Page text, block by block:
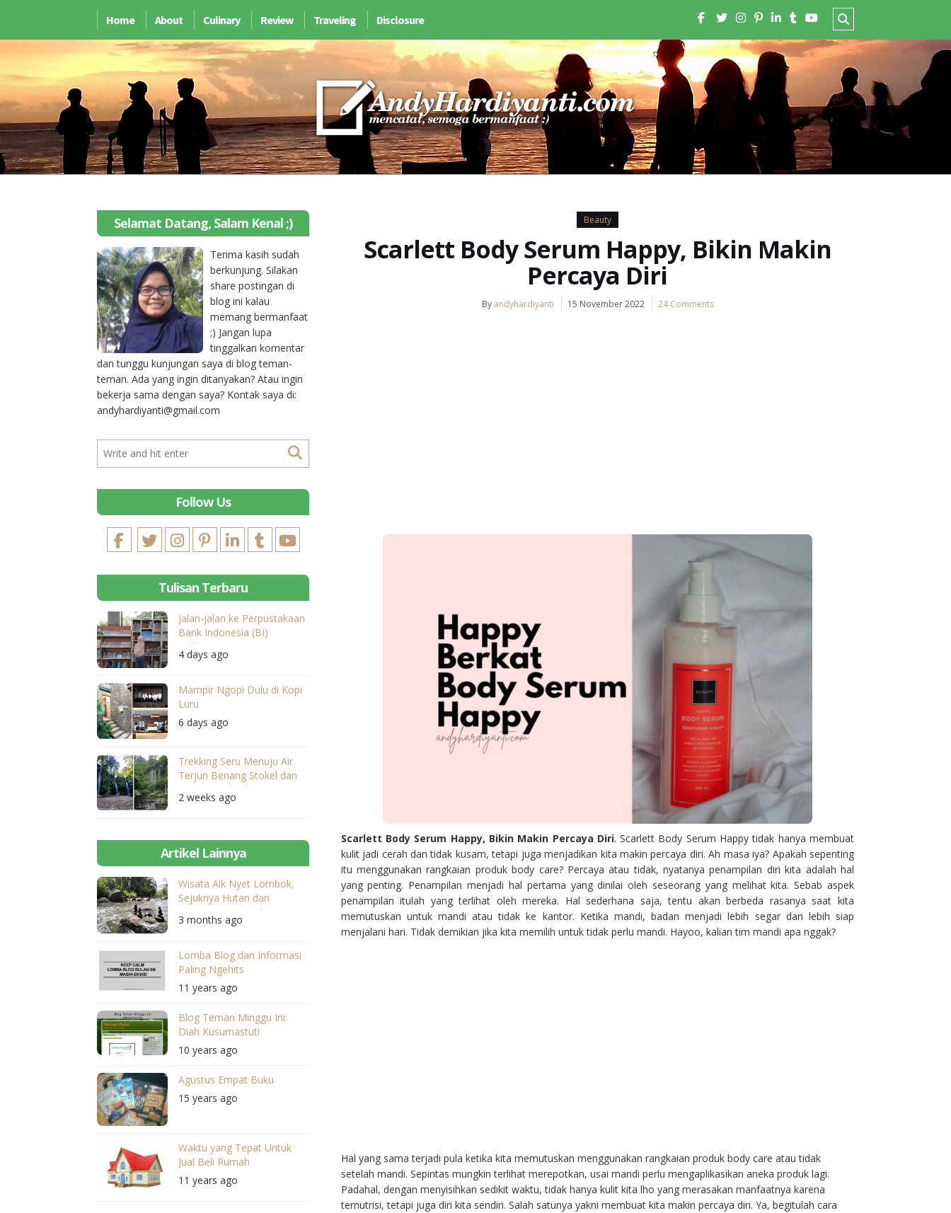
Home About Culinary Review Traveling Disclosure
Beauty
Scarlett Body Serum Happy, Bikin Makin
Percaya Diri
By andyhardiyanti 15 November 2022 24 Comments
Scarlett Body Serum Happy, Bikin Makin Percaya Diri. Scarlett Body Serum Happy tidak hanya membuat
kulit jadi cerah dan tidak kusam, tetapi juga menjadikan kita makin percaya diri. Ah masa iya? Apakah sepenting
itu menggunakan rangkaian produk body care? Percaya atau tidak, nyatanya penampilan diri kita adalah hal
yang penting. Penampilan menjadi hal pertama yang dinilai oleh seseorang yang melihat kita. Sebab aspek
penampilan itulah yang terlihat oleh mereka. Hal sederhana saja, tentu akan berbeda rasanya saat kita
memutuskan untuk mandi atau tidak ke kantor. Ketika mandi, badan menjadi lebih segar dan lebih siap
menjalani hari. Tidak demikian jika kita memilih untuk tidak perlu mandi. Hayoo, kalian tim mandi apa nggak?
Hal yang sama terjadi pula ketika kita memutuskan menggunakan rangkaian produk body care atau tidak
setelah mandi. Sepintas mungkin terlihat merepotkan, usai mandi perlu mengaplikasikan aneka produk lagi.
Padahal, dengan menyisihkan sedikit waktu, tidak hanya kulit kita lho yang merasakan manfaatnya karena
ternutrisi, tetapi juga diri kita sendiri. Salah satunya yakni membuat kita makin percaya diri. Ya, begitulah cara
Selamat Datang, Salam Kenal ;)
Terima kasih sudah
berkunjung. Silakan
share postingan di
blog ini kalau
memang bermanfaat
;) Jangan lupa
tinggalkan komentar
dan tunggu kunjungan saya di blog teman-
teman. Ada yang ingin ditanyakan? Atau ingin
bekerja sama dengan saya? Kontak saya di:
andyhardiyanti@gmail.com
Follow Us
Tulisan Terbaru
Jalan-jalan ke Perpustakaan
Bank Indonesia (BI)
Balikpapan
4 days ago
Mampir Ngopi Dulu di Kopi
Luru
6 days ago
Trekking Seru Menuju Air
Terjun Benang Stokel dan
Benang Kelambu
2 weeks ago
Artikel Lainnya
Wisata Aik Nyet Lombok,
Sejuknya Hutan dan
Segarnya Pemandian
3 months ago
Lomba Blog dan Informasi
Paling Ngehits
11 years ago
Blog Teman Minggu Ini:
Diah Kusumastuti
10 years ago
Agustus Empat Buku
15 years ago
Waktu yang Tepat Untuk
Jual Beli Rumah
11 years ago